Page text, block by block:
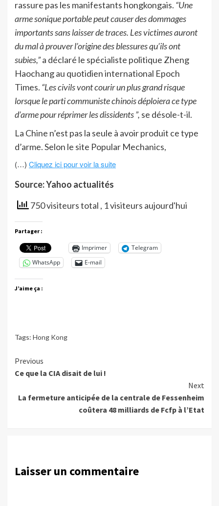
rassure pas les manifestants hongkongais. “Une
arme sonique portable peut causer des dommages
importants sans laisser de traces. Les victimes auront
du mal à prouver l’origine des blessures qu’ils ont
subies,”a déclaré le spécialiste politique Zheng
Haochang au quotidien international Epoch
Times. “Les civils vont courir un plus grand risque
lorsque le parti communiste chinois déploiera ce type
d’arme pour réprimer les dissidents ”, se désole-t-il.
La Chine n’est pas la seule à avoir produit ce type
d’arme. Selon le site Popular Mechanics,
(…) Cliquez ici pour voir la suite
Source: Yahoo actualités
750 visiteurs total , 1 visiteurs aujourd'hui
Partager :
Imprimer
Telegram
WhatsApp
E-mail
J’aime ça :
Tags: Hong Kong
Continue
Reading
Previous
Ce que la CIA disait de lui !
Next
La fermeture anticipée de la centrale de Fessenheim
coûtera 48 milliards de Fcfp à l’Etat
Laisser un commentaire